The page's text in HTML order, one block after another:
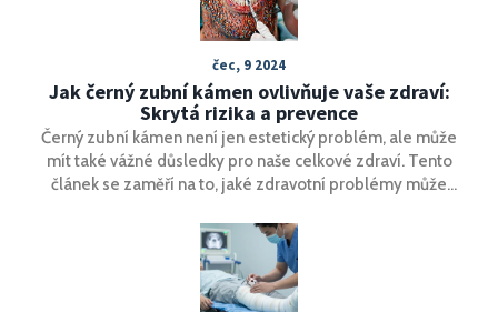
čec, 9 2024
Jak černý zubní kámen ovlivňuje vaše zdraví:
Skrytá rizika a prevence
Černý zubní kámen není jen estetický problém, ale může
mít také vážné důsledky pro naše celkové zdraví. Tento
článek se zaměří na to, jaké zdravotní problémy může
správně starat.